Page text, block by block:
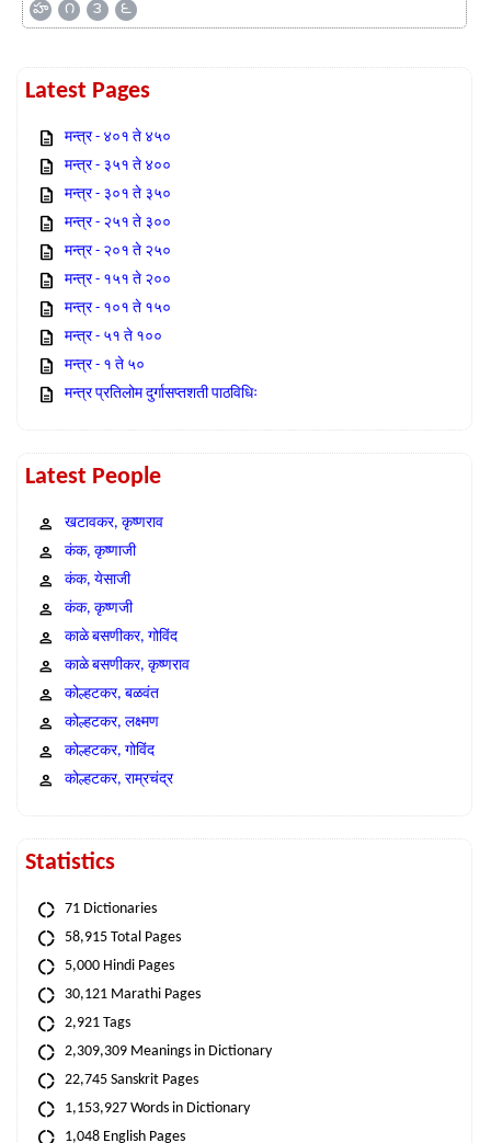
హ
౧ ౩ ౬
Latest Pages
मन्त्र - ४०१ ते ४५०
मन्त्र - ३५१ ते ४००
मन्त्र - ३०१ ते ३५०
मन्त्र - २५१ ते ३००
मन्त्र - २०१ ते २५०
मन्त्र - १५१ ते २००
मन्त्र - १०१ ते १५०
मन्त्र - ५१ ते १००
मन्त्र - १ ते ५०
मन्त्र प्रतिलोम दुर्गासप्तशती पाठविधिः
Latest People
खटावकर, कृष्णराव
कंक, कृष्णाजी
कंक, येसाजी
कंक, कृष्णजी
काळे बसणीकर, गोविंद
काळे बसणीकर, कृष्णराव
कोल्हटकर, बळवंत
कोल्हटकर, लक्ष्मण
कोल्हटकर, गोविंद
कोल्हटकर, राम्रचंद्र
Statistics
71 Dictionaries
58,915 Total Pages
5,000 Hindi Pages
30,121 Marathi Pages
2,921 Tags
2,309,309 Meanings in Dictionary
22,745 Sanskrit Pages
1,153,927 Words in Dictionary
1,048 English Pages